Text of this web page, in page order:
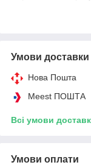
Умови доставки
Нова Пошта
Meest ПОШТА
Всі умови
Умови оплати